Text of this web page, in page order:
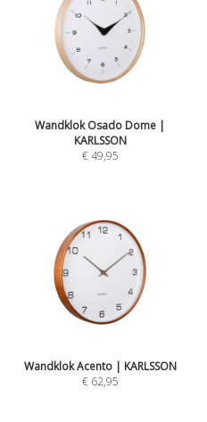
Wandklok Osado Dome |
KARLSSON
€ 49,95
Wandklok Acento | KARLSSON
€ 62,95